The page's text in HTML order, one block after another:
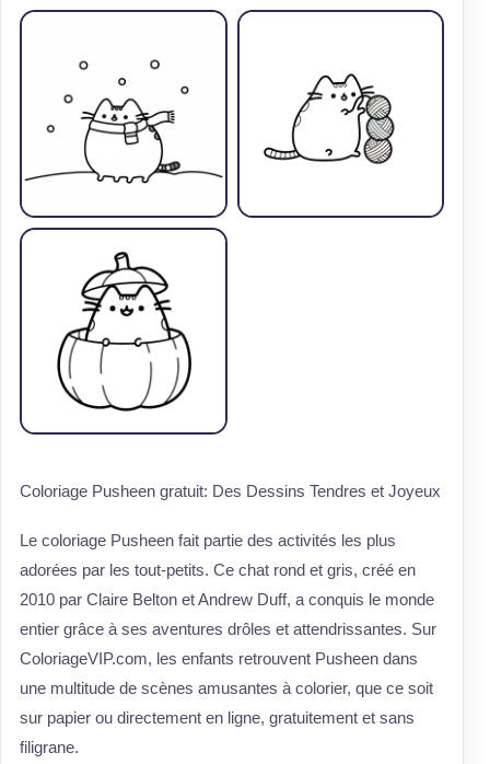
Coloriage Pusheen gratuit: Des Dessins Tendres et Joyeux
Le coloriage Pusheen fait partie des activités les plus
adorées par les tout-petits. Ce chat rond et gris, créé en
2010 par Claire Belton et Andrew Duff, a conquis le monde
entier grâce à ses aventures drôles et attendrissantes. Sur
ColoriageVIP.com, les enfants retrouvent Pusheen dans
une multitude de scènes amusantes à colorier, que ce soit
sur papier ou directement en ligne, gratuitement et sans
filigrane.